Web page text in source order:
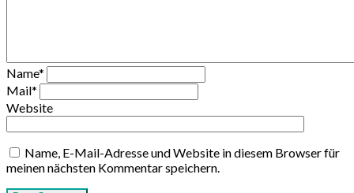
Name*
Mail*
Website
Name, E-Mail-Adresse und Website in diesem Browser für
meinen nächsten Kommentar speichern.